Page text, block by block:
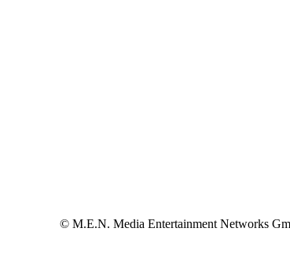
© M.E.N. Media Entertainment Networks